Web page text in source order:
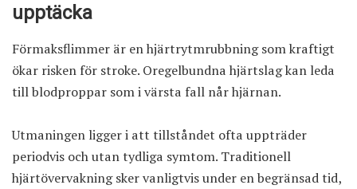
upptäcka
Förmaksflimmer är en hjärtrytmrubbning som kraftigt
ökar risken för stroke. Oregelbundna hjärtslag kan leda
till blodproppar som i värsta fall når hjärnan.
Utmaningen ligger i att tillståndet ofta uppträder
periodvis och utan tydliga symtom. Traditionell
hjärtövervakning sker vanligtvis under en begränsad tid,